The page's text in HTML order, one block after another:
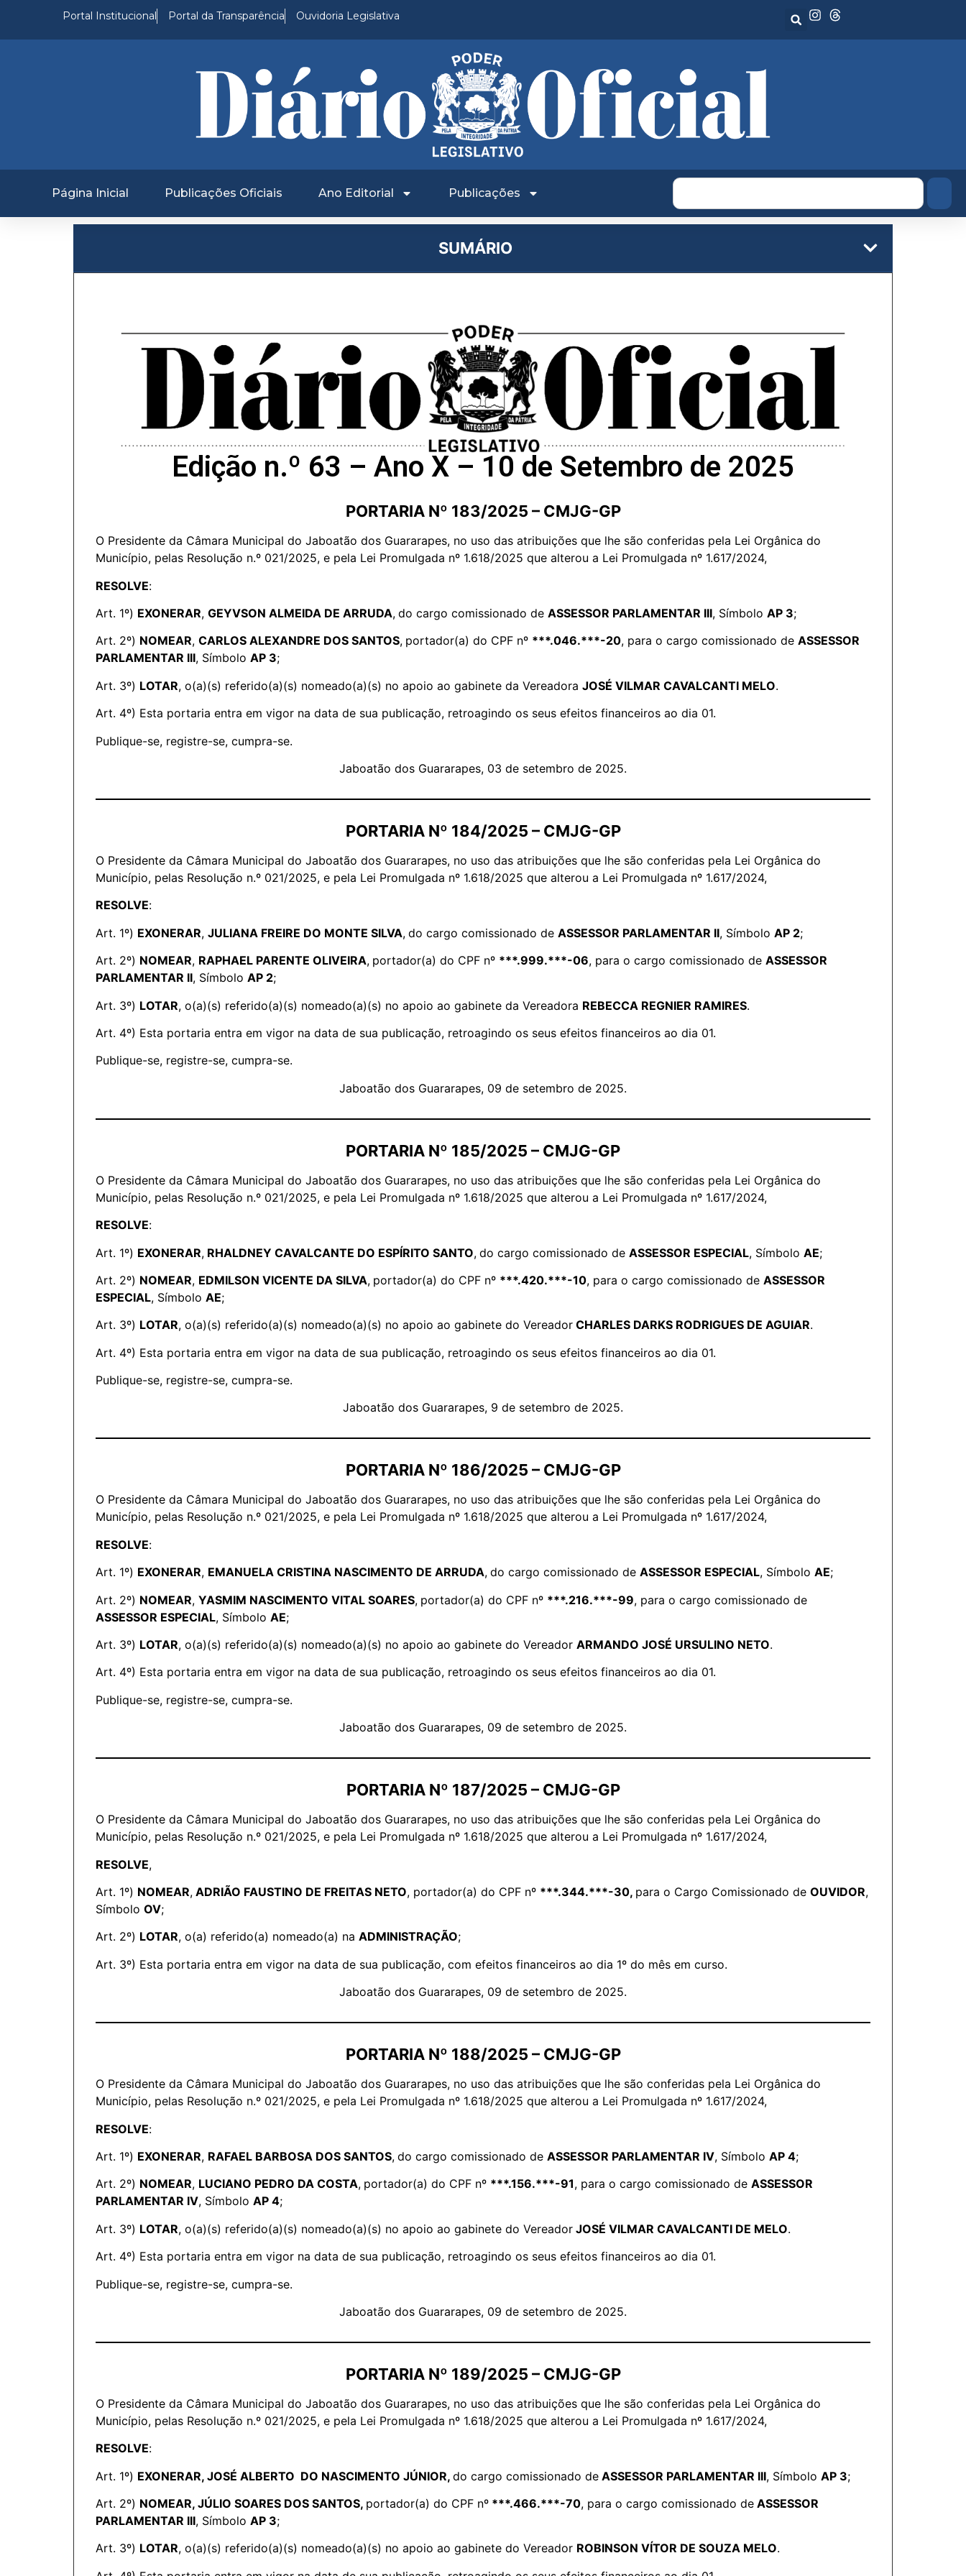
Portal Institucional Portal da Transparência Ouvidoria Legislativa
Página Inicial Publicações Oficiais Ano Editorial Publicações
SUMÁRIO
Edição n.º 63 – Ano X – 10 de Setembro de 2025
PORTARIA Nº 183/2025 – CMJG-GP
O Presidente da Câmara Municipal do Jaboatão dos Guararapes, no uso das atribuições que lhe são conferidas pela Lei Orgânica do
Município, pelas Resolução n.º 021/2025, e pela Lei Promulgada nº 1.618/2025 que alterou a Lei Promulgada nº 1.617/2024,
RESOLVE:
Art. 1º) EXONERAR, GEYVSON ALMEIDA DE ARRUDA, do cargo comissionado de ASSESSOR PARLAMENTAR III, Símbolo AP 3;
Art. 2º) NOMEAR, CARLOS ALEXANDRE DOS SANTOS, portador(a) do CPF nº ***.046.***-20, para o cargo comissionado de ASSESSOR
PARLAMENTAR III, Símbolo AP 3;
Art. 3º) LOTAR, o(a)(s) referido(a)(s) nomeado(a)(s) no apoio ao gabinete da Vereadora JOSÉ VILMAR CAVALCANTI MELO.
Art. 4º) Esta portaria entra em vigor na data de sua publicação, retroagindo os seus efeitos financeiros ao dia 01.
Publique-se, registre-se, cumpra-se.
Jaboatão dos Guararapes, 03 de setembro de 2025.
PORTARIA Nº 184/2025 – CMJG-GP
O Presidente da Câmara Municipal do Jaboatão dos Guararapes, no uso das atribuições que lhe são conferidas pela Lei Orgânica do
Município, pelas Resolução n.º 021/2025, e pela Lei Promulgada nº 1.618/2025 que alterou a Lei Promulgada nº 1.617/2024,
RESOLVE:
Art. 1º) EXONERAR, JULIANA FREIRE DO MONTE SILVA, do cargo comissionado de ASSESSOR PARLAMENTAR II, Símbolo AP 2;
Art. 2º) NOMEAR, RAPHAEL PARENTE OLIVEIRA, portador(a) do CPF nº ***.999.***-06, para o cargo comissionado de ASSESSOR
PARLAMENTAR II, Símbolo AP 2;
Art. 3º) LOTAR, o(a)(s) referido(a)(s) nomeado(a)(s) no apoio ao gabinete da Vereadora REBECCA REGNIER RAMIRES.
Art. 4º) Esta portaria entra em vigor na data de sua publicação, retroagindo os seus efeitos financeiros ao dia 01.
Publique-se, registre-se, cumpra-se.
Jaboatão dos Guararapes, 09 de setembro de 2025.
PORTARIA Nº 185/2025 – CMJG-GP
O Presidente da Câmara Municipal do Jaboatão dos Guararapes, no uso das atribuições que lhe são conferidas pela Lei Orgânica do
Município, pelas Resolução n.º 021/2025, e pela Lei Promulgada nº 1.618/2025 que alterou a Lei Promulgada nº 1.617/2024,
RESOLVE:
Art. 1º) EXONERAR, RHALDNEY CAVALCANTE DO ESPÍRITO SANTO, do cargo comissionado de ASSESSOR ESPECIAL, Símbolo AE;
Art. 2º) NOMEAR, EDMILSON VICENTE DA SILVA, portador(a) do CPF nº ***.420.***-10, para o cargo comissionado de ASSESSOR
ESPECIAL, Símbolo AE;
Art. 3º) LOTAR, o(a)(s) referido(a)(s) nomeado(a)(s) no apoio ao gabinete do Vereador CHARLES DARKS RODRIGUES DE AGUIAR.
Art. 4º) Esta portaria entra em vigor na data de sua publicação, retroagindo os seus efeitos financeiros ao dia 01.
Publique-se, registre-se, cumpra-se.
Jaboatão dos Guararapes, 9 de setembro de 2025.
PORTARIA Nº 186/2025 – CMJG-GP
O Presidente da Câmara Municipal do Jaboatão dos Guararapes, no uso das atribuições que lhe são conferidas pela Lei Orgânica do
Município, pelas Resolução n.º 021/2025, e pela Lei Promulgada nº 1.618/2025 que alterou a Lei Promulgada nº 1.617/2024,
RESOLVE:
Art. 1º) EXONERAR, EMANUELA CRISTINA NASCIMENTO DE ARRUDA, do cargo comissionado de ASSESSOR ESPECIAL, Símbolo AE;
Art. 2º) NOMEAR, YASMIM NASCIMENTO VITAL SOARES, portador(a) do CPF nº ***.216.***-99, para o cargo comissionado de
ASSESSOR ESPECIAL, Símbolo AE;
Art. 3º) LOTAR, o(a)(s) referido(a)(s) nomeado(a)(s) no apoio ao gabinete do Vereador ARMANDO JOSÉ URSULINO NETO.
Art. 4º) Esta portaria entra em vigor na data de sua publicação, retroagindo os seus efeitos financeiros ao dia 01.
Publique-se, registre-se, cumpra-se.
Jaboatão dos Guararapes, 09 de setembro de 2025.
PORTARIA Nº 187/2025 – CMJG-GP
O Presidente da Câmara Municipal do Jaboatão dos Guararapes, no uso das atribuições que lhe são conferidas pela Lei Orgânica do
Município, pelas Resolução n.º 021/2025, e pela Lei Promulgada nº 1.618/2025 que alterou a Lei Promulgada nº 1.617/2024,
RESOLVE,
Art. 1º) NOMEAR, ADRIÃO FAUSTINO DE FREITAS NETO, portador(a) do CPF nº ***.344.***-30, para o Cargo Comissionado de OUVIDOR,
Símbolo OV;
Art. 2º) LOTAR, o(a) referido(a) nomeado(a) na ADMINISTRAÇÃO;
Art. 3º) Esta portaria entra em vigor na data de sua publicação, com efeitos financeiros ao dia 1º do mês em curso.
Jaboatão dos Guararapes, 09 de setembro de 2025.
PORTARIA Nº 188/2025 – CMJG-GP
O Presidente da Câmara Municipal do Jaboatão dos Guararapes, no uso das atribuições que lhe são conferidas pela Lei Orgânica do
Município, pelas Resolução n.º 021/2025, e pela Lei Promulgada nº 1.618/2025 que alterou a Lei Promulgada nº 1.617/2024,
RESOLVE:
Art. 1º) EXONERAR, RAFAEL BARBOSA DOS SANTOS, do cargo comissionado de ASSESSOR PARLAMENTAR IV, Símbolo AP 4;
Art. 2º) NOMEAR, LUCIANO PEDRO DA COSTA, portador(a) do CPF nº ***.156.***-91, para o cargo comissionado de ASSESSOR
PARLAMENTAR IV, Símbolo AP 4;
Art. 3º) LOTAR, o(a)(s) referido(a)(s) nomeado(a)(s) no apoio ao gabinete do Vereador JOSÉ VILMAR CAVALCANTI DE MELO.
Art. 4º) Esta portaria entra em vigor na data de sua publicação, retroagindo os seus efeitos financeiros ao dia 01.
Publique-se, registre-se, cumpra-se.
Jaboatão dos Guararapes, 09 de setembro de 2025.
PORTARIA Nº 189/2025 – CMJG-GP
O Presidente da Câmara Municipal do Jaboatão dos Guararapes, no uso das atribuições que lhe são conferidas pela Lei Orgânica do
Município, pelas Resolução n.º 021/2025, e pela Lei Promulgada nº 1.618/2025 que alterou a Lei Promulgada nº 1.617/2024,
RESOLVE:
Art. 1º) EXONERAR, JOSÉ ALBERTO DO NASCIMENTO JÚNIOR, do cargo comissionado de ASSESSOR PARLAMENTAR III, Símbolo AP 3;
Art. 2º) NOMEAR, JÚLIO SOARES DOS SANTOS, portador(a) do CPF nº ***.466.***-70, para o cargo comissionado de ASSESSOR
PARLAMENTAR III, Símbolo AP 3;
Art. 3º) LOTAR, o(a)(s) referido(a)(s) nomeado(a)(s) no apoio ao gabinete do Vereador ROBINSON VÍTOR DE SOUZA MELO.